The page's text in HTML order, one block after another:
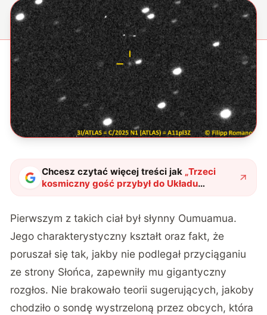
Chcesz czytać więcej treści jak „Trzeci
kosmiczny gość przybył do Układu
Słonecznego. Jest większy niż wszystkie
Pierwszym z takich ciał był słynny Oumuamua.
Jego charakterystyczny kształt oraz fakt, że
poruszał się tak, jakby nie podlegał przyciąganiu
ze strony Słońca, zapewniły mu gigantyczny
rozgłos. Nie brakowało teorii sugerujących, jakoby
chodziło o sondę wystrzeloną przez obcych, która